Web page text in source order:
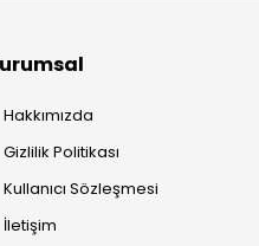
Hakkımızda
Gizlilik Politikası
Kullanıcı Sözleşmesi
İletişim